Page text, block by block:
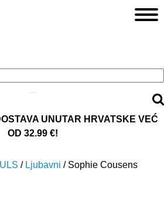
UNUTAR HRVATSKE VEĆ
OD 32.99 €!
/ Ljubavni / Sophie Cousens